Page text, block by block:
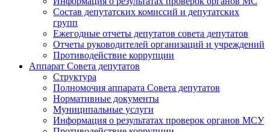
Состав депутатских комиссий и депутатских
групп
Ежегодные отчеты депутатов совета депутатов
Отчеты руководителей организаций и учреждений
Противодействие коррупции
Аппарат Совета депутатов
Структура
Полномочия аппарата Совета депутатов
Нормативные документы
Муниципальные услуги
Информация о результатах проверок органов МСУ